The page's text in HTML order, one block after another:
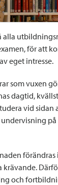
för att
eget intresse.
som vuxen
dagtid,
vid sidan
förändras
och